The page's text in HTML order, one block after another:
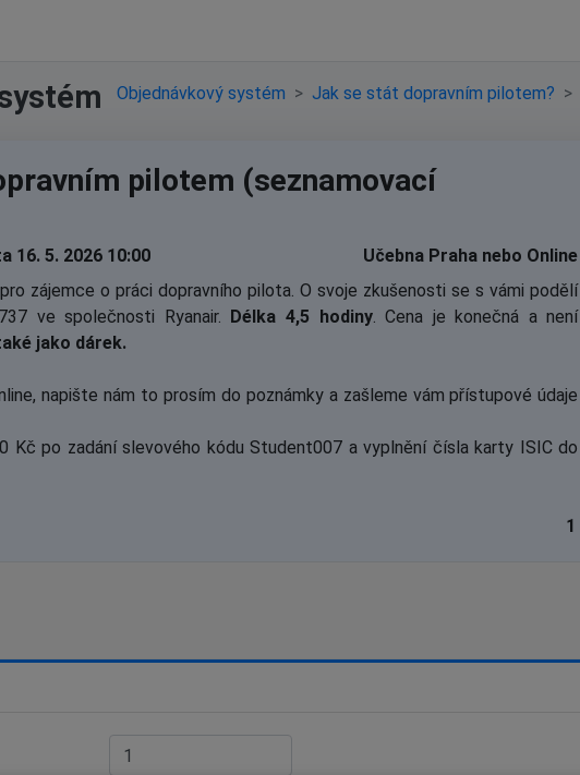
Objednávkový systém Jak se stát dopravním pilotem?
pilotem (seznamovací
5. 2026 10:00
Učebna Praha nebo Online
zájemce o práci dopravního pilota. O svoje zkušenosti se s vámi podělí
ve společnosti Ryanair. Délka 4,5 hodiny. Cena je konečná a není
jako dárek.
napište nám to prosím do poznámky a zašleme vám přístupové údaje
Kč po zadání slevového kódu Student007 a vyplnění čísla karty ISIC do
1